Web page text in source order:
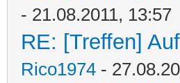
- 21.08.2011, 13:57
RE: [Treffen]
Rico1974 -